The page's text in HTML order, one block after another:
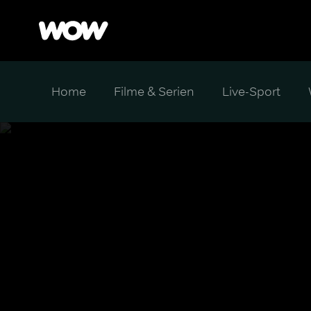
Home Filme & Serien Live-Sport